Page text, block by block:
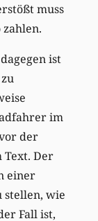
muss
zahlen.
ist
im
der
Text. Der
einer
stellen, wie
Fall ist,